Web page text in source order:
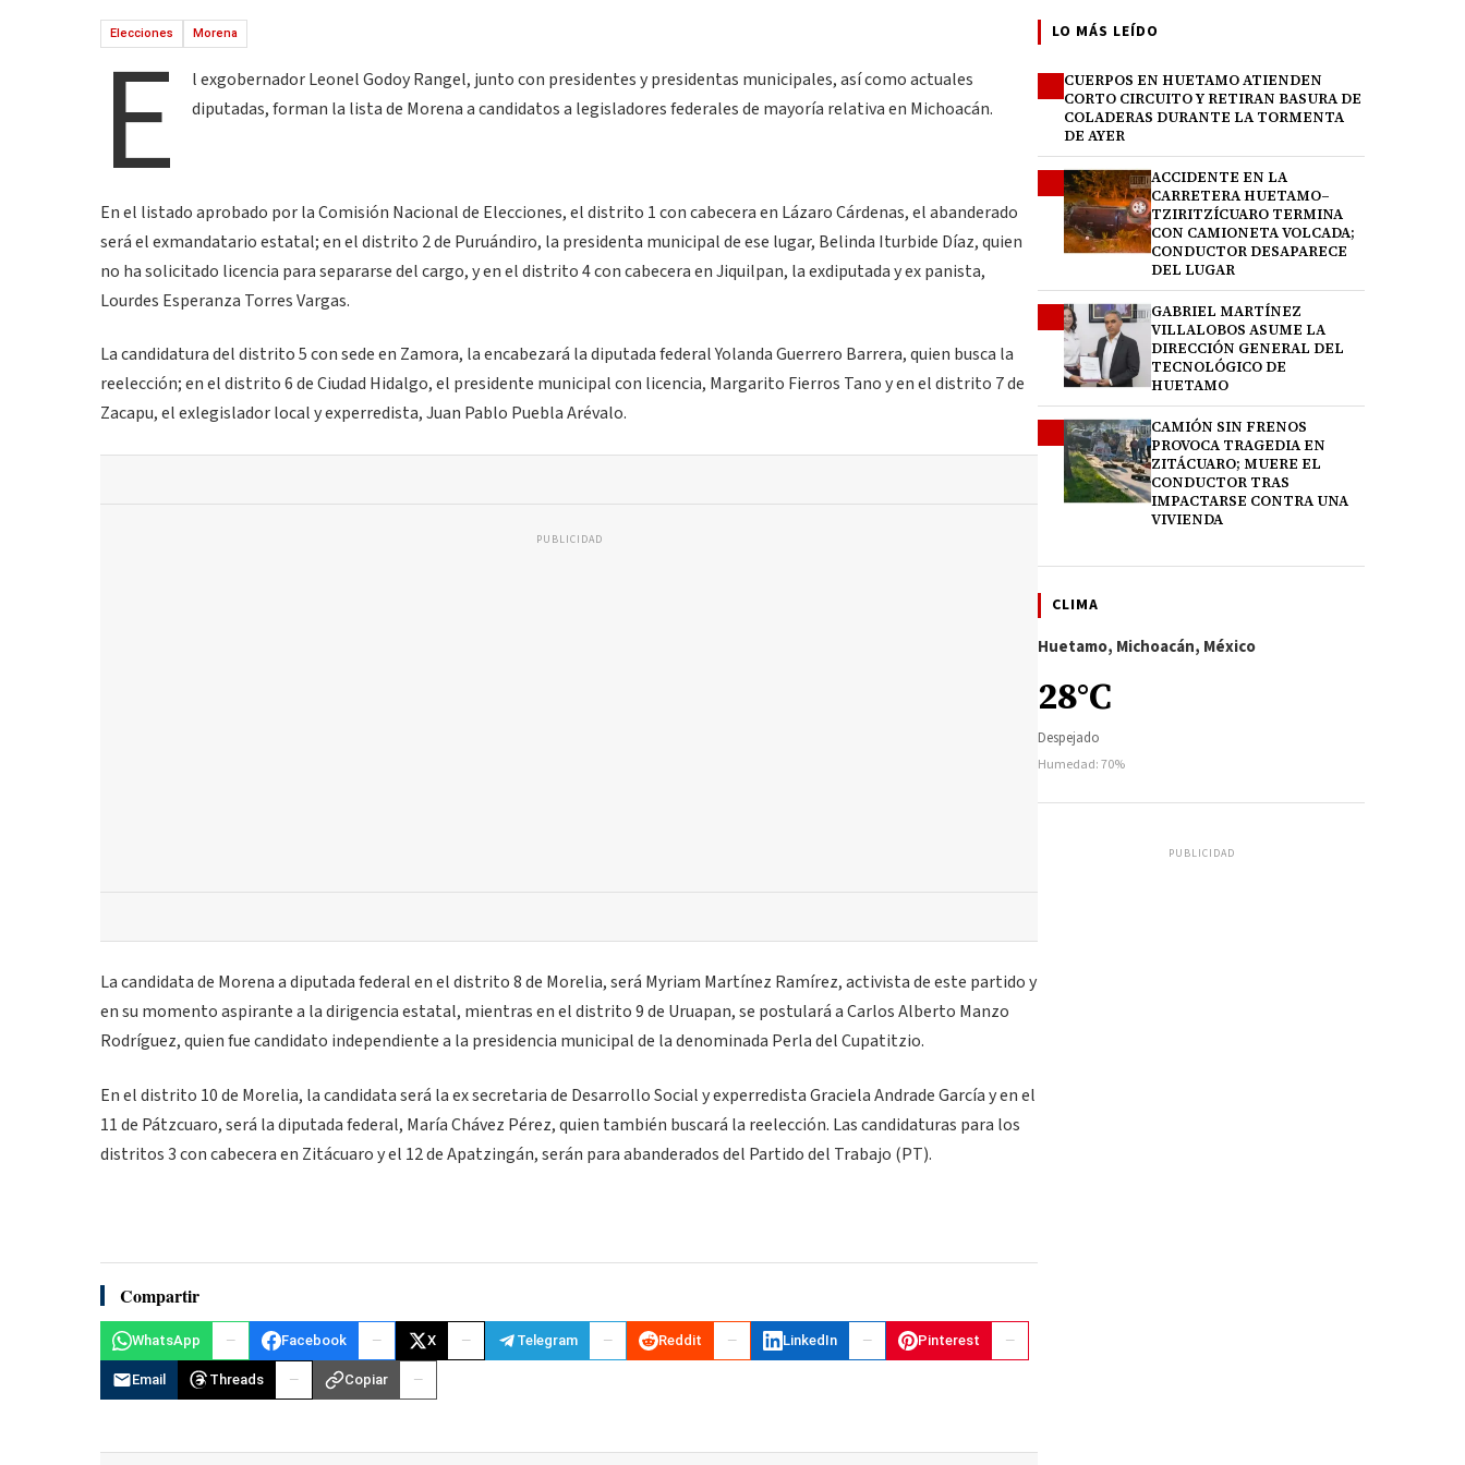
Elecciones Morena
E
l exgobernador Leonel Godoy Rangel, junto con presidentes y presidentas municipales, así como actuales
diputadas, forman la lista de Morena a candidatos a legisladores federales de mayoría relativa en Michoacán.
En el listado aprobado por la Comisión Nacional de Elecciones, el distrito 1 con cabecera en Lázaro Cárdenas, el abanderado
será el exmandatario estatal; en el distrito 2 de Puruándiro, la presidenta municipal de ese lugar, Belinda Iturbide Díaz, quien
no ha solicitado licencia para separarse del cargo, y en el distrito 4 con cabecera en Jiquilpan, la exdiputada y ex panista,
Lourdes Esperanza Torres Vargas.
La candidatura del distrito 5 con sede en Zamora, la encabezará la diputada federal Yolanda Guerrero Barrera, quien busca la
reelección; en el distrito 6 de Ciudad Hidalgo, el presidente municipal con licencia, Margarito Fierros Tano y en el distrito 7 de
Zacapu, el exlegislador local y experredista, Juan Pablo Puebla Arévalo.
PUBLICIDAD
La candidata de Morena a diputada federal en el distrito 8 de Morelia, será Myriam Martínez Ramírez, activista de este partido y
en su momento aspirante a la dirigencia estatal, mientras en el distrito 9 de Uruapan, se postulará a Carlos Alberto Manzo
Rodríguez, quien fue candidato independiente a la presidencia municipal de la denominada Perla del Cupatitzio.
En el distrito 10 de Morelia, la candidata será la ex secretaria de Desarrollo Social y experredista Graciela Andrade García y en el
11 de Pátzcuaro, será la diputada federal, María Chávez Pérez, quien también buscará la reelección. Las candidaturas para los
distritos 3 con cabecera en Zitácuaro y el 12 de Apatzingán, serán para abanderados del Partido del Trabajo (PT).
Compartir
WhatsApp Facebook X Telegram Reddit LinkedIn Pinterest
Email Threads Copiar
LO MÁS LEÍDO
CUERPOS EN HUETAMO ATIENDEN
CORTO CIRCUITO Y RETIRAN BASURA DE
COLADERAS DURANTE LA TORMENTA
DE AYER
ACCIDENTE EN LA
CARRETERA HUETAMO–
TZIRITZÍCUARO TERMINA
CON CAMIONETA VOLCADA;
CONDUCTOR DESAPARECE
DEL LUGAR
GABRIEL MARTÍNEZ
VILLALOBOS ASUME LA
DIRECCIÓN GENERAL DEL
TECNOLÓGICO DE
HUETAMO
CAMIÓN SIN FRENOS
PROVOCA TRAGEDIA EN
ZITÁCUARO; MUERE EL
CONDUCTOR TRAS
IMPACTARSE CONTRA UNA
VIVIENDA
CLIMA
Huetamo, Michoacán, México
28°C
Despejado
Humedad: 70%
PUBLICIDAD